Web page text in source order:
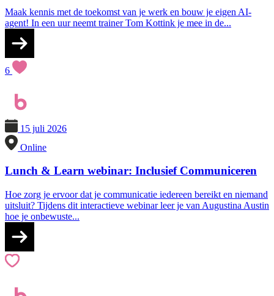
Maak kennis met de toekomst van je werk en bouw je eigen AI-
agent! In een uur neemt trainer Tom Kottink je mee in de...
6
15 juli 2026
Online
Lunch & Learn webinar: Inclusief Communiceren
Hoe zorg je ervoor dat je communicatie iedereen bereikt en niemand
uitsluit? Tijdens dit interactieve webinar leer je van Augustina Austin
hoe je onbewuste...